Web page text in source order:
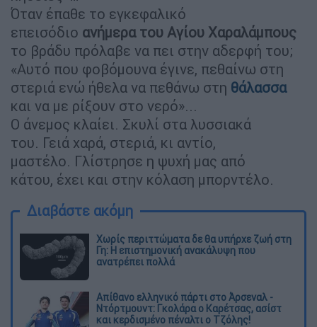
Όταν έπαθε το εγκεφαλικό
επεισόδιο ανήμερα του Αγίου Χαραλάμπους
το βράδυ πρόλαβε να πει στην αδερφή του;
«Αυτό που φοβόμουνα έγινε, πεθαίνω στη
στεριά ενώ ήθελα να πεθάνω στη θάλασσα
και να με ρίξουν στο νερό»...
Ο άνεμος κλαίει. Σκυλί στα λυσσιακά
του. Γειά χαρά, στεριά, κι αντίο,
μαστέλο. Γλίστρησε η ψυχή μας από
κάτου, έχει και στην κόλαση μπορντέλο.
Διαβάστε ακόμη
Χωρίς περιττώματα δε θα υπήρχε ζωή στη
Γη: Η επιστημονική ανακάλυψη που
ανατρέπει πολλά
Απίθανο ελληνικό πάρτι στο Άρσεναλ -
Ντόρτμουντ: Γκολάρα ο Καρέτσας, ασίστ
και κερδισμένο πέναλτι ο Τζόλης!